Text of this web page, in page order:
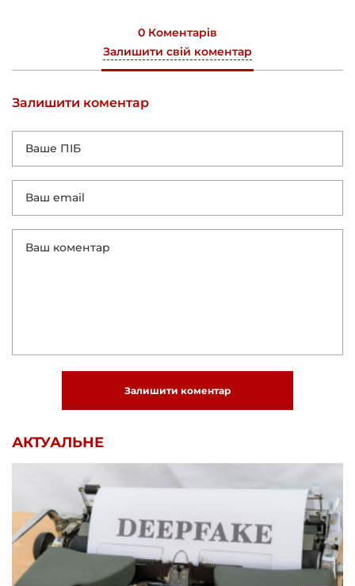
0 Коментарів
Залишити свій коментар
Залишити коментар
Залишити коментар
АКТУАЛЬНЕ